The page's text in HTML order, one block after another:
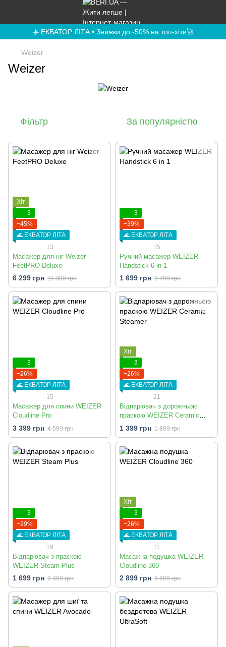
☀️ ЕКВАТОР ЛІТА • Знижки до -50% на топ-хіти🚀
Weizer
Weizer
Фільтр За популярністю
Хіт
3
−45%
🌊 ЕКВАТОР ЛІТА
13
Масажер для ніг Weizer
FeetPRO Deluxe
6 299 грн 11 399 грн
3
−39%
🌊 ЕКВАТОР ЛІТА
15
Ручний масажер WEIZER
Handstick 6 in 1
1 699 грн 2 799 грн
3
−26%
🌊 ЕКВАТОР ЛІТА
15
Масажер для спини WEIZER
Cloudline Pro
3 399 грн 4 599 грн
Хіт
3
−26%
🌊 ЕКВАТОР ЛІТА
21
Відпарювач з дорожньою
праскою WEIZER Ceramic
Steamer
1 399 грн 1 899 грн
3
−29%
🌊 ЕКВАТОР ЛІТА
19
Відпарювач з праскою
WEIZER Steam Plus
1 699 грн 2 399 грн
Хіт
3
−26%
🌊 ЕКВАТОР ЛІТА
11
Масажна подушка WEIZER
Cloudline 360
2 899 грн 3 899 грн